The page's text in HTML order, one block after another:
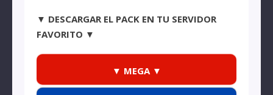
▼ DESCARGAR EL PACK EN TU SERVIDOR
FAVORITO ▼
▼ MEGA ▼